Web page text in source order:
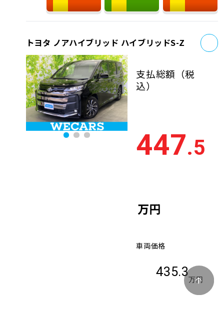
トヨタ ノアハイブリッド ハイブリッドS-Z
支払総額 （税
込）
447.5
万円
車両価格
435.3
万円